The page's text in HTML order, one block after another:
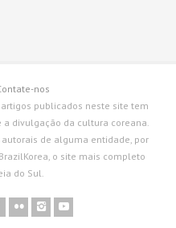
nos
artigos publicados neste site tem
divulgação da cultura coreana.
de alguma entidade, por
o site mais completo
do Sul.